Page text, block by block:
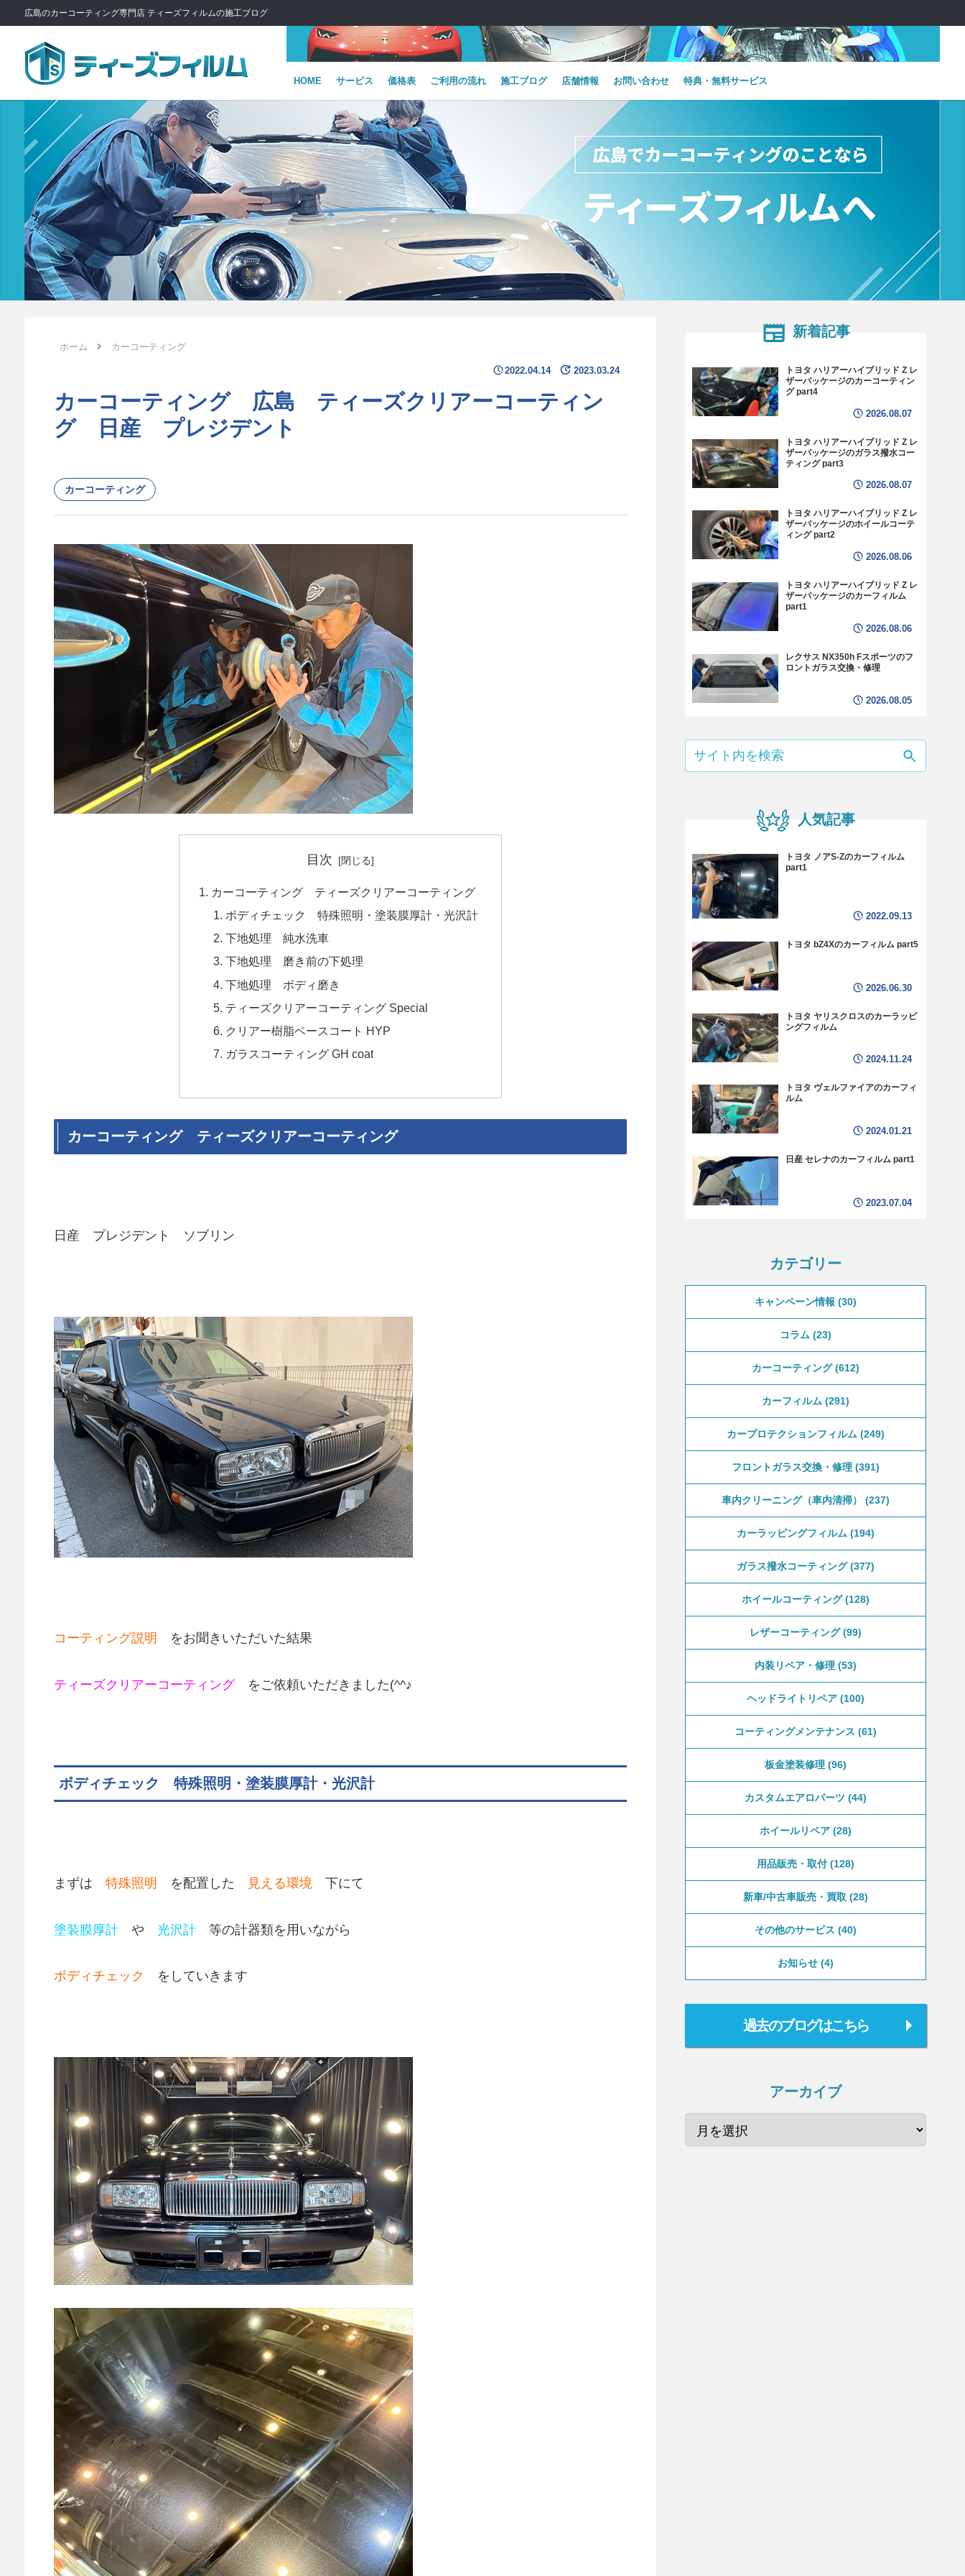
広島のカーコーティング専門店 ティーズフィルムの施工ブログ
HOME サービス 価格表 ご利用の流れ 施工ブログ 店舗情報 お問い合わせ 特典・無料サービス
ホーム カーコーティング
2022.04.14 2023.03.24
カーコーティング 広島 ティーズクリアーコーティン
グ 日産 プレジデント
カーコーティング
目次
カーコーティング ティーズクリアーコーティング
ボディチェック 特殊照明・塗装膜厚計・光沢計
下地処理 純水洗車
下地処理 磨き前の下処理
下地処理 ボディ磨き
ティーズクリアーコーティング Special
クリアー樹脂ベースコート HYP
ガラスコーティング GH coat
カーコーティング ティーズクリアーコーティング
日産 プレジデント ソブリン
コーティング説明 をお聞きいただいた結果
ティーズクリアーコーティングをご依頼いただきました(^^♪
ボディチェック 特殊照明・塗装膜厚計・光沢計
まずは 特殊照明 を配置した 見える環境 下にて
塗装膜厚計 や 光沢計 等の計器類を用いながら
ボディチェック をしていきます
新着記事
トヨタ ハリアーハイブリッド Z レ
ザーパッケージのカーコーティン
グ part4
2026.08.07
トヨタ ハリアーハイブリッド Z レ
ザーパッケージのガラス撥水コー
ティング part3
2026.08.07
トヨタ ハリアーハイブリッド Z レ
ザーパッケージのホイールコーテ
ィング part2
2026.08.06
トヨタ ハリアーハイブリッド Z レ
ザーパッケージのカーフィルム
part1
2026.08.06
レクサス NX350h Fスポーツのフ
ロントガラス交換・修理
2026.08.05
人気記事
トヨタ ノアS-Zのカーフィルム
part1
2022.09.13
トヨタ bZ4Xのカーフィルム part5
2026.06.30
トヨタ ヤリスクロスのカーラッピ
ングフィルム
2024.11.24
トヨタ ヴェルファイアのカーフィ
ルム
2024.01.21
日産 セレナのカーフィルム part1
2023.07.04
カテゴリー
キャンペーン情報 30
コラム 23
カーコーティング 612
カーフィルム 291
カープロテクションフィルム 249
フロントガラス交換・修理 391
車内クリーニング（車内清掃） 237
カーラッピングフィルム 194
ガラス撥水コーティング 377
ホイールコーティング 128
レザーコーティング 99
内装リペア・修理 53
ヘッドライトリペア 100
コーティングメンテナンス 61
板金塗装修理 96
カスタムエアロパーツ 44
ホイールリペア 28
用品販売・取付 128
新車/中古車販売・買取 28
その他のサービス 40
お知らせ 4
過去のブログはこちら
アーカイブ